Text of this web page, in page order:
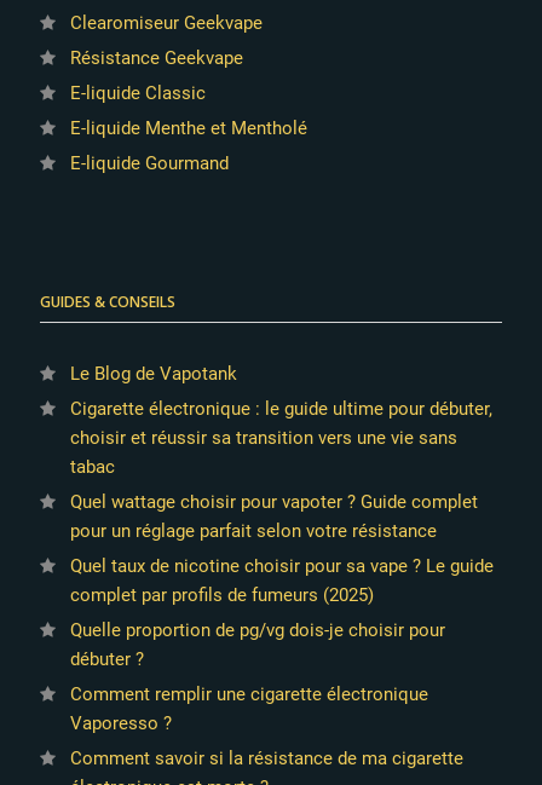
Clearomiseur Geekvape
Résistance Geekvape
E-liquide Classic
E-liquide Menthe et Mentholé
E-liquide Gourmand
GUIDES & CONSEILS
Le Blog de Vapotank
Cigarette électronique : le guide ultime pour débuter,
choisir et réussir sa transition vers une vie sans
tabac
Quel wattage choisir pour vapoter ? Guide complet
pour un réglage parfait selon votre résistance
Quel taux de nicotine choisir pour sa vape ? Le guide
complet par profils de fumeurs (2025)
Quelle proportion de pg/vg dois-je choisir pour
débuter ?
Comment remplir une cigarette électronique
Vaporesso ?
Comment savoir si la résistance de ma cigarette